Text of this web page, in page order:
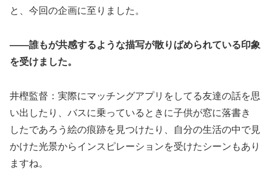
と、今回の企画に至りました。
――誰もが共感するような描写が散りばめられている印象
を受けました。
井樫監督：実際にマッチングアプリをしてる友達の話を思
い出したり、バスに乗っているときに子供が窓に落書き
したであろう絵の痕跡を見つけたり、自分の生活の中で見
かけた光景からインスピレーションを受けたシーンもあり
ますね。